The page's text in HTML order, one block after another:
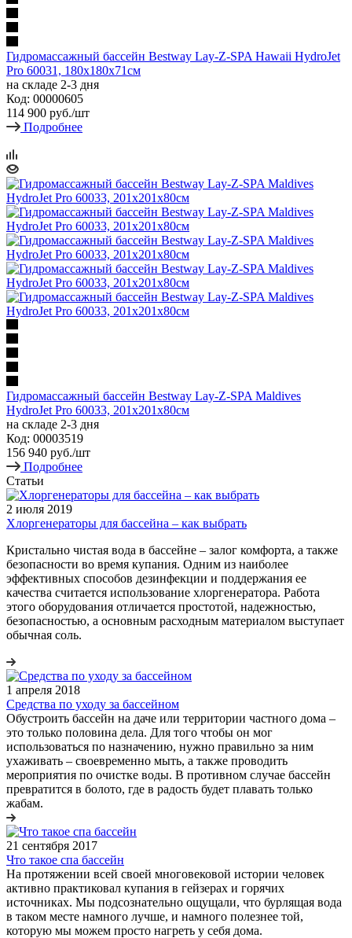
Гидромассажный бассейн Bestway Lay-Z-SPA Hawaii HydroJet
Pro 60031, 180x180x71см
на складе 2-3 дня
Код: 00000605
114 900 руб./шт
Подробнее
Гидромассажный бассейн Bestway Lay-Z-SPA Maldives
HydroJet Pro 60033, 201x201x80см
на складе 2-3 дня
Код: 00003519
156 940 руб./шт
Подробнее
Статьи
2 июля 2019
Хлоргенераторы для бассейна – как выбрать
Кристально чистая вода в бассейне – залог комфорта, а также
безопасности во время купания. Одним из наиболее
эффективных способов дезинфекции и поддержания ее
качества считается использование хлоргенератора. Работа
этого оборудования отличается простотой, надежностью,
безопасностью, а основным расходным материалом выступает
обычная соль.
1 апреля 2018
Средства по уходу за бассейном
Обустроить бассейн на даче или территории частного дома –
это только половина дела. Для того чтобы он мог
использоваться по назначению, нужно правильно за ним
ухаживать – своевременно мыть, а также проводить
мероприятия по очистке воды. В противном случае бассейн
превратится в болото, где в радость будет плавать только
жабам.
21 сентября 2017
Что такое спа бассейн
На протяжении всей своей многовековой истории человек
активно практиковал купания в гейзерах и горячих
источниках. Мы подсознательно ощущали, что бурлящая вода
в таком месте намного лучше, и намного полезнее той,
которую мы можем просто нагреть у себя дома.